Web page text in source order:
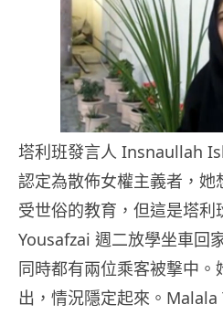
塔利班發言人 Insnaullah
認定為散佈女權主義者，
受世俗的教育，但這是塔
Yousafzai 週二放學坐車回
同時都有兩位乘客被撃中。
出，情況隱定起來。